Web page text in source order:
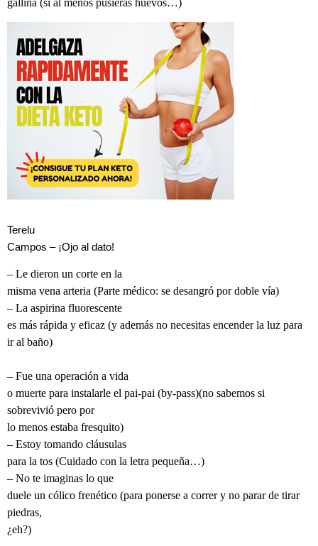
gallina (si al menos pusieras huevos…)
Terelu
Campos – ¡Ojo al dato!
– Le dieron un corte en la
misma vena arteria (Parte médico: se desangró por doble vía)
– La aspirina fluorescente
es más rápida y eficaz (y además no necesitas encender la luz para
ir al baño)
– Fue una operación a vida
o muerte para instalarle el pai-pai (by-pass)(no sabemos si
sobrevivió pero por
lo menos estaba fresquito)
– Estoy tomando cláusulas
para la tos (Cuidado con la letra pequeña…)
– No te imaginas lo que
duele un cólico frenético (para ponerse a correr y no parar de tirar
piedras,
¿eh?)